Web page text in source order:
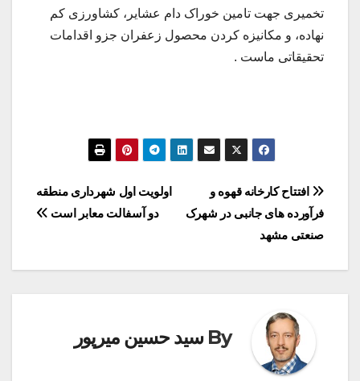
تخمیری جهت تامین خوراک دام عشایر، کشاورزی کم
نهاده، و مکانیزه کردن محصول زعفران جزو اقدامات
تحقیقاتی ماست .
راهبری
نوشته
اولویت اول شهرداری منطقه
دو آسفالت معابر است
افتتاح کارخانه قهوه و
فرآورده های جانبی در شهرک
صنعتی مشهد
By سید حسین میرپور